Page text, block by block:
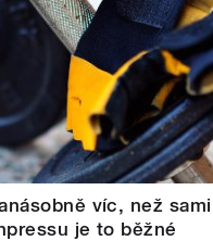
víc, než
je to běžné